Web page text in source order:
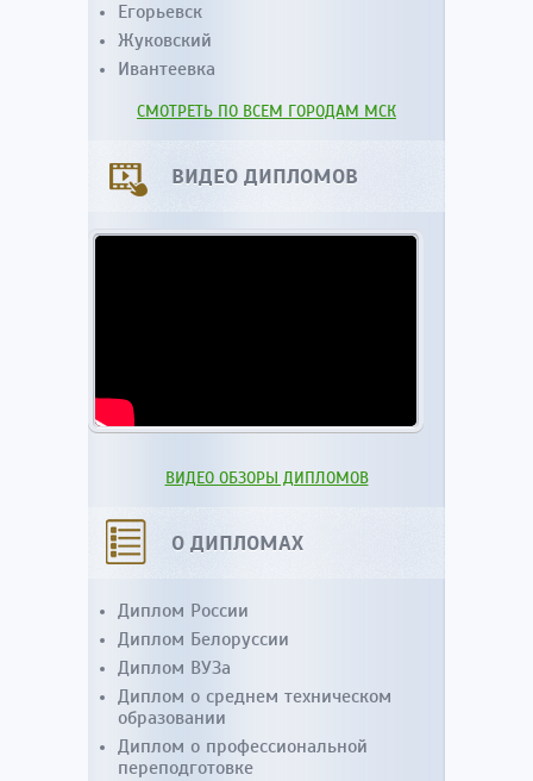
Егорьевск
Жуковский
Ивантеевка
СМОТРЕТЬ ПО ВСЕМ ГОРОДАМ МСК
ВИДЕО ДИПЛОМОВ
ВИДЕО ОБЗОРЫ ДИПЛОМОВ
О ДИПЛОМАХ
Диплом России
Диплом Белоруссии
Диплом ВУЗа
Диплом о среднем техническом
образовании
Диплом о профессиональной
переподготовке